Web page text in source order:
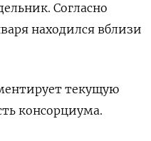
‍Согласно
находился вблизи
текущую
консорциума.